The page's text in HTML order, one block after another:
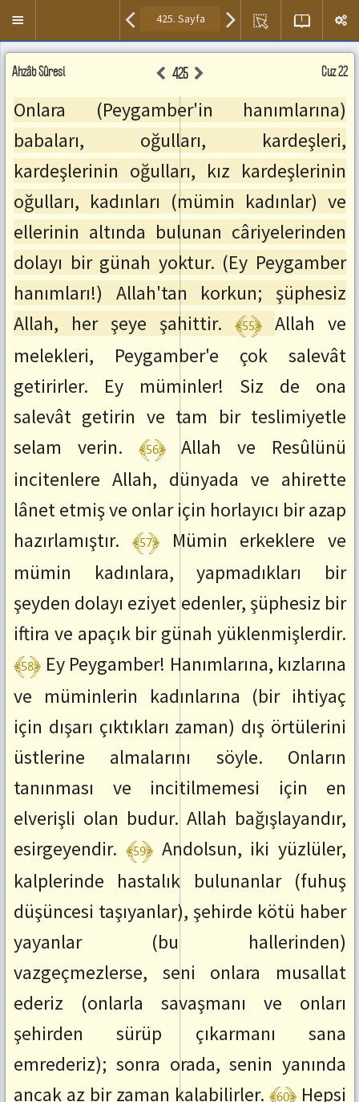
Kısayol
tuşları
Ayet
Sesini
/
Duraklat
space
Sonraki
Sayfaya
Git
:
SağOk
Önceki
Sayfaya
Git
:
SolOk
Sonraki
Git
ctrl+SağOk
Önceki
Ayete
Git
:
ctrl+SolOk
Menuyü
Kur'an
,Meal
Tefsir
Okuma
Alanı.
Seslendirmek
istediğiniz
ayetin
üzerine
çift
tıklayınız.
Meal
Ahzâb Sûresi 425 Cüz 22
Onlara (Peygamber'in hanımlarına)
babaları, oğulları, kardeşleri,
kardeşlerinin oğulları, kız kardeşlerinin
oğulları, kadınları (mümin kadınlar) ve
ellerinin altında bulunan câriyelerinden
dolayı bir günah yoktur. (Ey Peygamber
hanımları!) Allah'tan korkun; şüphesiz
Allah, her şeye şahittir. ﴾55﴿ Allah ve
melekleri, Peygamber'e çok salevât
getirirler. Ey müminler! Siz de ona
salevât getirin ve tam bir teslimiyetle
selam verin.
﴾56﴿
Allah ve Resûlünü
incitenlere Allah, dünyada ve ahirette
lânet etmiş ve onlar için horlayıcı bir azap
hazırlamıştır. ﴾57﴿ Mümin erkeklere ve
mümin kadınlara, yapmadıkları bir
şeyden dolayı eziyet edenler, şüphesiz bir
iftira ve apaçık bir günah yüklenmişlerdir.
﴾58﴿ Ey Peygamber! Hanımlarına, kızlarına
ve müminlerin kadınlarına (bir ihtiyaç
için dışarı çıktıkları zaman) dış örtülerini
üstlerine almalarını söyle. Onların
tanınması ve incitilmemesi için en
elverişli olan budur. Allah bağışlayandır,
esirgeyendir. ﴾59﴿ Andolsun, iki yüzlüler,
kalplerinde hastalık bulunanlar (fuhuş
düşüncesi taşıyanlar), şehirde kötü haber
yayanlar (bu hallerinden)
vazgeçmezlerse, seni onlara musallat
ederiz (onlarla savaşmanı ve onları
şehirden sürüp çıkarmanı sana
emrederiz); sonra orada, senin yanında
ancak az bir zaman kalabilirler.
Hepsi
Meal